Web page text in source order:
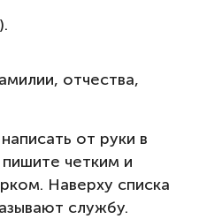
отчества,
от руки в
четким и
Наверху списка
службу.